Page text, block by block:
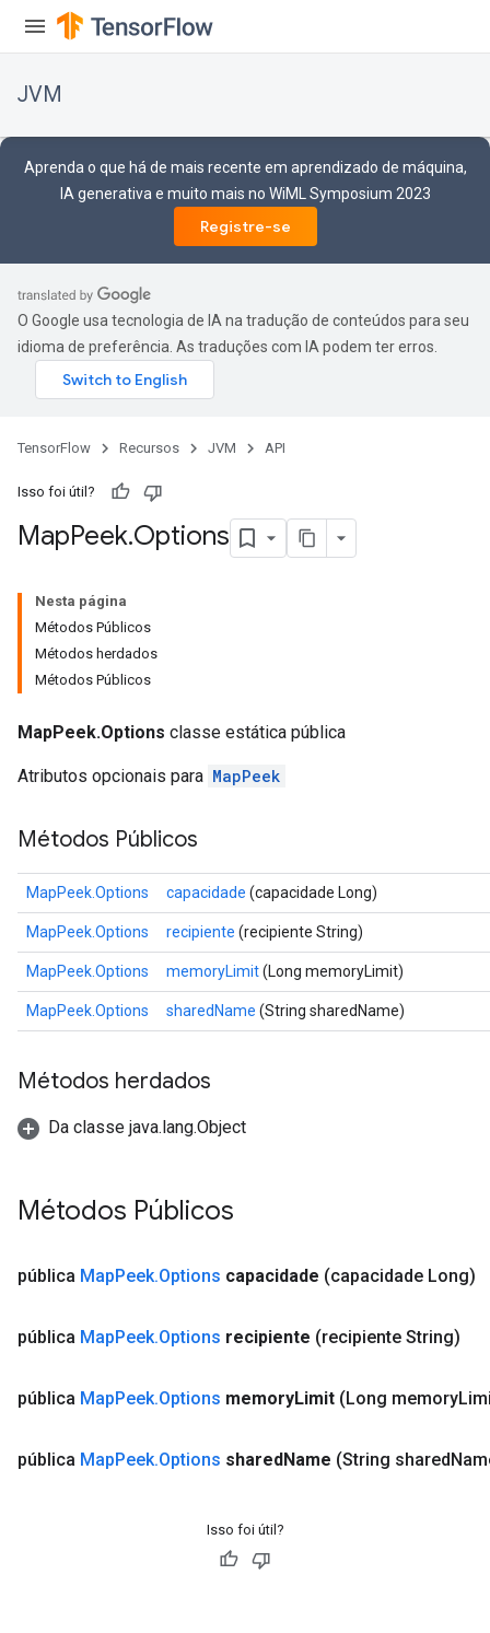
JVM
Aprenda o que há de mais recente em aprendizado de máquina,
IA generativa e muito mais no WiML Symposium 2023
Registre-se
O Google usa tecnologia de IA na tradução de conteúdos para seu
idioma de preferência. As traduções com IA podem ter erros.
TensorFlow Recursos JVM API
Isso foi útil?
MapPeek.Options
Nesta página
Métodos Públicos
Métodos herdados
Métodos Públicos
MapPeek.Options classe estática pública
Atributos opcionais para MapPeek
Métodos Públicos
MapPeek.Options capacidade (capacidade Long)
MapPeek.Options recipiente (recipiente String)
MapPeek.Options memoryLimit(Long memoryLimit)
MapPeek.Options sharedName (String sharedName)
Métodos herdados
Da classe java.lang.Object
Métodos Públicos
pública MapPeek.Options capacidade (capacidade Long)
pública MapPeek.Options recipiente (recipiente String)
pública MapPeek.Options memoryLimit (Long memory
pública MapPeek.Options sharedName (String shared
Isso foi útil?